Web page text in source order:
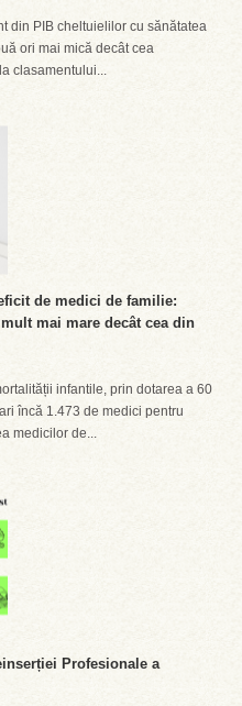
din PIB cheltuielilor cu sănătatea
ori mai mică decât cea
clasamentului...
de medici de familie:
mai mare decât cea din
infantile, prin dotarea a 60
încă 1.473 de medici pentru
medicilor de...
Profesionale a